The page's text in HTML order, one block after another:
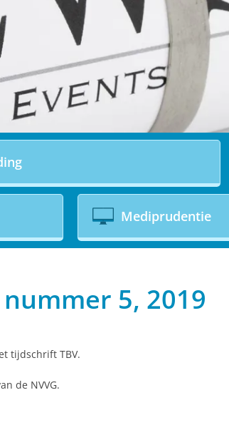
Mediprudentie
5, 2019
tijdschrift TBV.
de NVVG.